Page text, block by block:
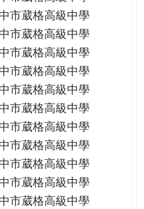
市葳格高級中學
市葳格高級中學
市葳格高級中學
市葳格高級中學
市葳格高級中學
市葳格高級中學
市葳格高級中學
市葳格高級中學
市葳格高級中學
市葳格高級中學
市葳格高級中學